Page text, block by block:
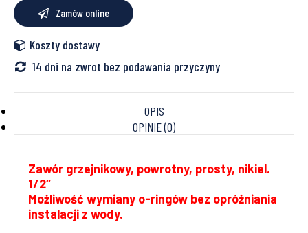
Zamów online
Koszty dostawy
14 dni na zwrot bez podawania przyczyny
OPIS
OPINIE (0)
Zawór grzejnikowy, powrotny, prosty, nikiel.
1/2″
Możliwość wymiany o-ringów bez opróżniania
instalacji z wody.